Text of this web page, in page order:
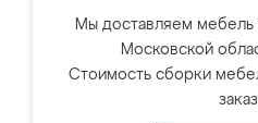
Мы доставляем
Московской
Стоимость сборки